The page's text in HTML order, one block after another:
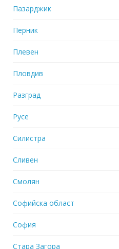
Пазарджик
Перник
Плевен
Пловдив
Разград
Русе
Силистра
Сливен
Смолян
Софийска област
София
Стара Загора